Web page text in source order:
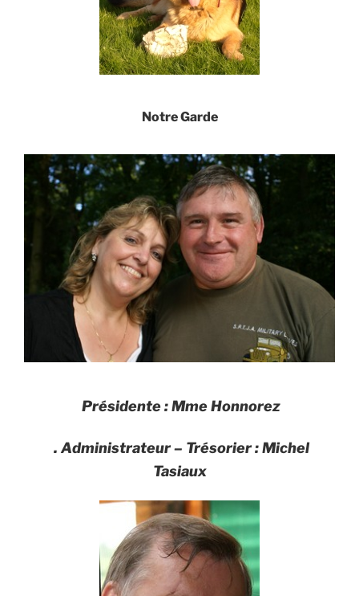
Notre Garde
Présidente : Mme Honnorez
. Administrateur – Trésorier : Michel
Tasiaux